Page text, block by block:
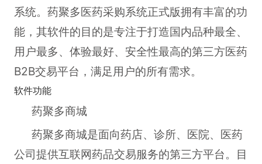
系统。药聚多医药采购系统正式版拥有丰富的功
能，其软件的目的是专注于打造国内品种最全、
用户最多、体验最好、安全性最高的第三方医药
B2B交易平台，满足用户的所有需求。
软件功能
药聚多商城
药聚多商城是面向药店、诊所、医院、医药
公司提供互联网药品交易服务的第三方平台。目